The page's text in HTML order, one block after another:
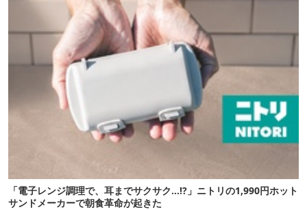
「電子レンジ調理で、耳までサクサク…!?」ニトリの1,990円ホット
サンドメーカーで朝食革命が起きた